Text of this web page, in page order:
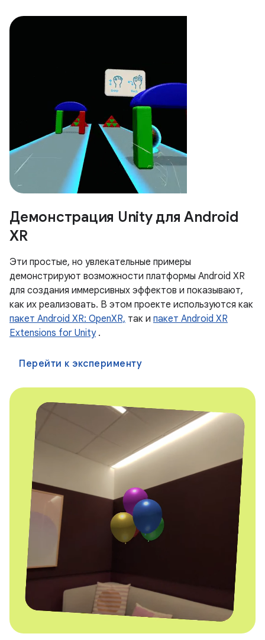
Демонстрация Unity для Android
XR
Эти простые, но увлекательные примеры
демонстрируют возможности платформы Android XR
для создания иммерсивных эффектов и показывают,
как их реализовать. В этом проекте используются как
пакет Android XR: OpenXR, так и пакет Android XR
Extensions for Unity.
Перейти к эксперименту